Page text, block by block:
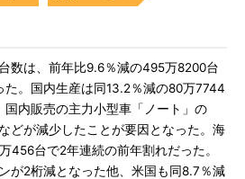
数は、前年比9.6％減の495万8200台
た。国内生産は同13.2％減の80万7744
国内販売の主力小型車「ノート」の
どが減少したことが要因となった。海
456台で2年連続の前年割れだった。
が2桁減となった他、米国も同8.7％減